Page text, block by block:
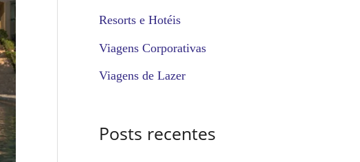
s
r
Resorts e Hotéis
Viagens Corporativas
Viagens de Lazer
Posts recentes